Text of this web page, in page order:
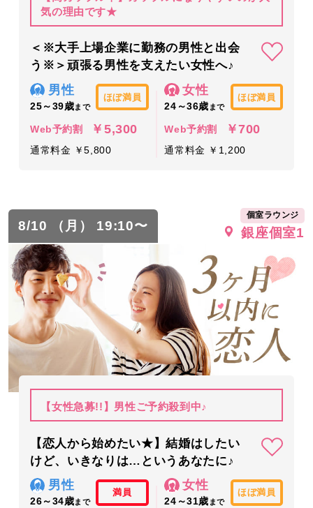
気の理由です★
＜※大手上場企業に勤務の男性と出会
う※＞頑張る男性を支えたい女性へ♪
男性
25～39歳まで
ほぼ満員
Web予約割 ￥5,300
通常料金 ￥5,800
女性
24～36歳 まで
ほぼ満員
Web予約割 ￥700
通常料金 ￥1,200
8/10 （月） 19:10〜
個室ラウンジ
銀座個室1
【女性急募!!】男性ご予約殺到中♪
【恋人から始めたい★】結婚はしたい
けど、いきなりは…というあなたに♪
男性
26～34歳まで
満員
女性
24～31歳 まで
ほぼ満員